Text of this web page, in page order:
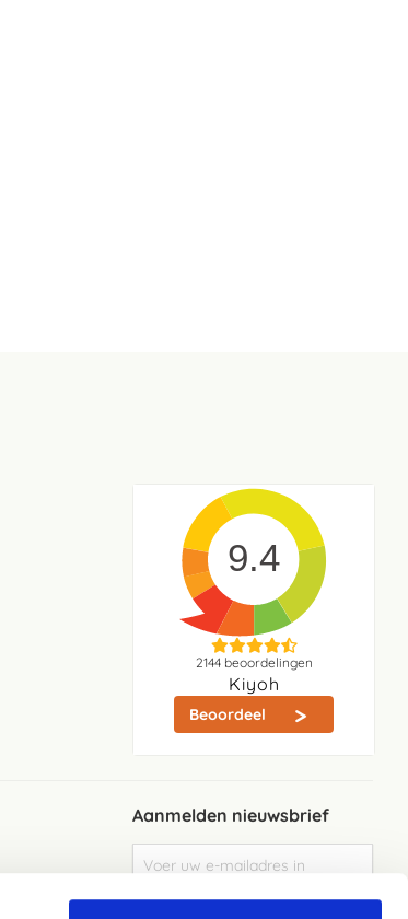
9.4
2144beoordelingen
Kiyoh
Beoordeel
Aanmelden nieuwsbrief
u
op